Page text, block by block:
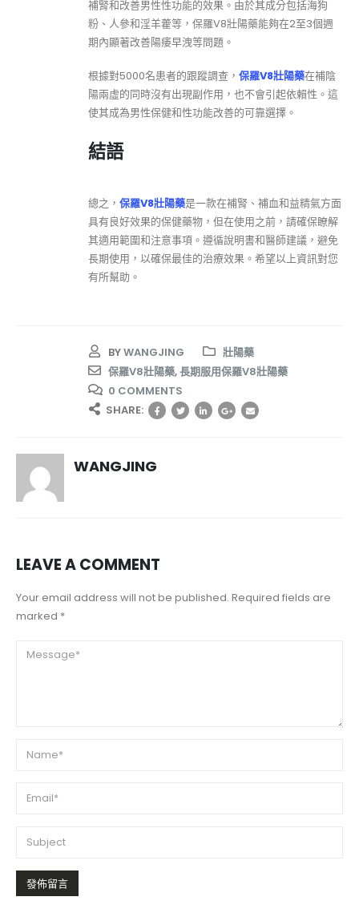
補腎和改善男性性功能的效果。由於其成分包括海狗
粉、人參和淫羊藿等，保羅V8壯陽藥能夠在2至3個週
期內顯著改善陽痿早洩等問題。
根據對5000名患者的跟蹤調查， 保羅V8壯陽藥在補陰
陽兩虛的同時沒有出現副作用，也不會引起依賴性。這
使其成為男性保健和性功能改善的可靠選擇。
結語
總之， 保羅V8壯陽藥是一款在補腎、補血和益精氣方面
具有良好效果的保健藥物，但在使用之前，請確保瞭解
其適用範圍和注意事項。遵循說明書和醫師建議，避免
長期使用，以確保最佳的治療效果。希望以上資訊對您
有所幫助。
BYWANGJING
壯陽藥
保羅V8壯陽藥,長期服用保羅V8壯陽藥
0 COMMENTS
SHARE:
WANGJING
LEAVE A COMMENT
Your email address will not be published. Required fields are
marked *